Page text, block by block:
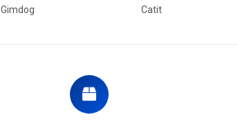
Gimdog
Catit